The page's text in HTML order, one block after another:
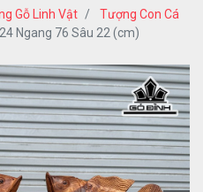
Gỗ Linh Vật
Tượng Con Cá
Ngang 76 Sâu 22 (cm)